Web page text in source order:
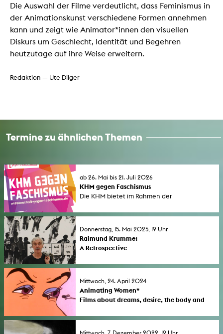
Die Auswahl der Filme verdeutlicht, dass Feminismus in
der Animationskunst verschiedene Formen annehmen
kann und zeigt wie Animator*innen den visuellen
Diskurs um Geschlecht, Identität und Begehren
heutzutage auf ihre Weise erweitern.
Redaktion — Ute Dilger
Termine zu ähnlichen Themen
ab 26. Mai bis 21. Juli 2026
KHM gegen Faschismus
Die KHM bietet im Rahmen der
gegen Faschismus" (1. bis 7. Juni 2026) eine
Veranstaltungen an.
Donnerstag, 15. Mai 2025, 19 Uhr
Raimund Krumme:
A Retrospective
Einladung von Prof. Isabel Herguera nach
preisgekrönten Animationsfilme. Neben
seiner eigenen künstlerischen Arbeit lehrte
Raimund Krumme u.a. am California Institute
of the Arts (CalArts) von 1997 bis 2001, an der
Mittwoch, 24. April 2024
Animating Women*
Films about dreams, desire, the body and
In zwei Filmprogrammen präsentiert Julia